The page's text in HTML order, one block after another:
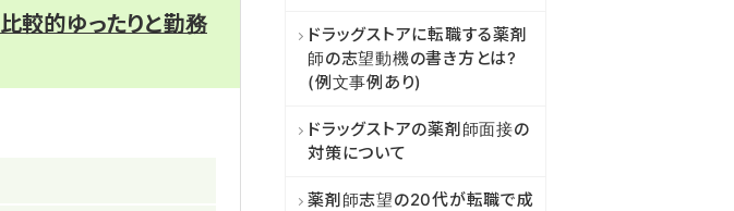
較的ゆったりと勤務
ドラッグストアに転職する薬剤
師の志望動機の書き方とは?
(例文事例あり)
ドラッグストアの薬剤師面接の
対策について
薬剤師志望の20代が転職で成